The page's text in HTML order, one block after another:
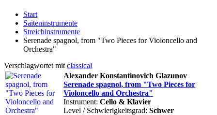
Start
Saiteninstrumente
Streichinstrumente
Serenade spagnol, from "Two Pieces for Violoncello and
Orchestra"
Verschlagwortet mit classical
Alexander Konstantinovich Glazunov
Serenade spagnol, from "Two Pieces for
Violoncello and Orchestra"
Instrument: Cello & Klavier
Level / Schwierigkeitsgrad: Schwer